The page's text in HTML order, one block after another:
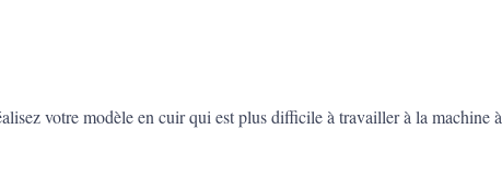
votre modèle en cuir qui est plus difficile à travailler à la machine à